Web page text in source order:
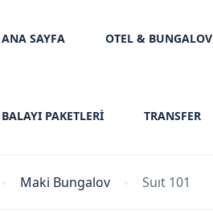
ANA SAYFA OTEL & BUNGALOV
BALAYI PAKETLERİ TRANSFER
Maki Bungalov Suıt 101